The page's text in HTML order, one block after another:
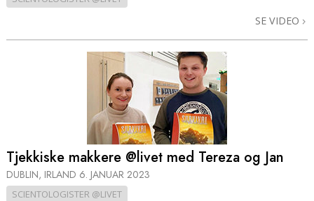
SE VIDEO
Tjekkiske makkere @livet med Tereza og Jan
DUBLIN, IRLAND 6. JANUAR 2023
SCIENTOLOGISTER @LIVET